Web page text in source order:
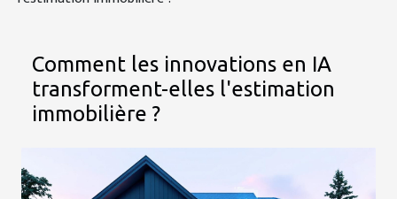
Comment les innovations en IA
transforment-elles l'estimation
immobilière ?